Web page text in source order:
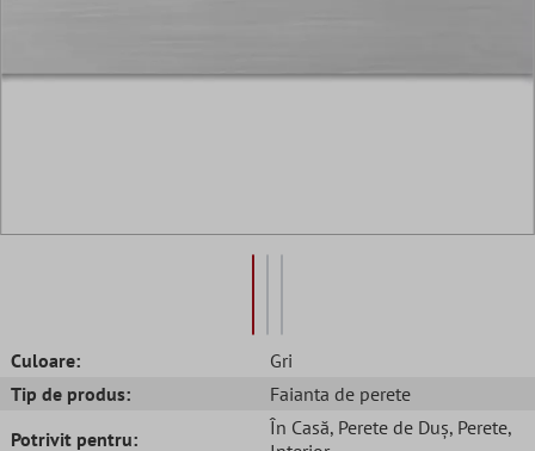
Culoare:
Gri
Tip de produs:
Faianta de perete
Potrivit pentru:
În Casă, Perete de Duș, Perete,